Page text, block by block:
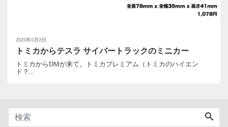
2025年5月2日
トミカからテスラ サイバートラックのミニカー
トミカからDMが来て。トミカプレミアム（トミカのハイエン
ド？...